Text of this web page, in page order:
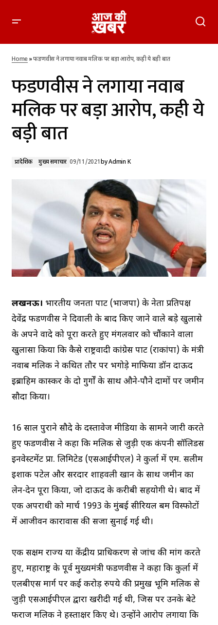
फडणवीस ने लगाया नवाब मलिक पर बड़ा आरोप, कही ये बड़ी बात
Home»फडणवीस ने लगाया नवाब मलिक पर बड़ा आरोप, कही ये बड़ी बात
फडणवीस ने लगाया नवाब
मलिक पर बड़ा आरोप, कही ये
बड़ी बात
प्रादेशिक मुख्य समाचार 09/11/2021byAdmin K
लखनऊ। भारतीय जनता पार्टी (भाजपा) के नेता प्रतिपक्ष
देवेंद्र फडणवीस ने दिवाली के बाद किए जाने वाले बड़े खुलासे
के अपने वादे को पूरा करते हुए मंगलवार को चौंकाने वाला
खुलासा किया कि कैसे राष्ट्रवादी कांग्रेस पार्टी (राकांपा) के मंत्री
नवाब मलिक ने कथित तौर पर भगोड़े माफिया डॉन दाऊद
इब्राहिम कास्कर के दो गुर्गों के साथ औने-पौने दामों पर जमीन
सौदा किया।
16 साल पुराने सौदे के दस्तावेज मीडिया के सामने जारी करते
हुए फडणवीस ने कहा कि मलिक से जुड़ी एक कंपनी सॉलिडस
इनवेस्टमेंट प्रा. लिमिटेड (एसआईपीएल) ने कुर्ला में एम. सलीम
इशाक पटेल और सरदार शाहवली खान के साथ जमीन का
लेन-देन पूरा किया, जो दाऊद के करीबी सहयोगी थे। बाद में
एक अपराधी को मार्च 1993 के मुंबई सीरियल बम विस्फोटों
में आजीवन कारावास की सजा सुनाई गई थी।
एक सक्षम राज्य या केंद्रीय प्राधिकरण से जांच की मांग करते
हुए, महाराष्ट्र के पूर्व मुख्यमंत्री फडणवीस ने कहा कि कुर्ला में
एलबीएस मार्ग पर कई करोड़ रुपये की प्रमुख भूमि मलिक से
जुड़ी एसआईपीएल द्वारा खरीदी गई थी, जिस पर उनके बेटे
फराज मलिक ने हस्ताक्षर किए थे। उन्होंने आरोप लगाया कि